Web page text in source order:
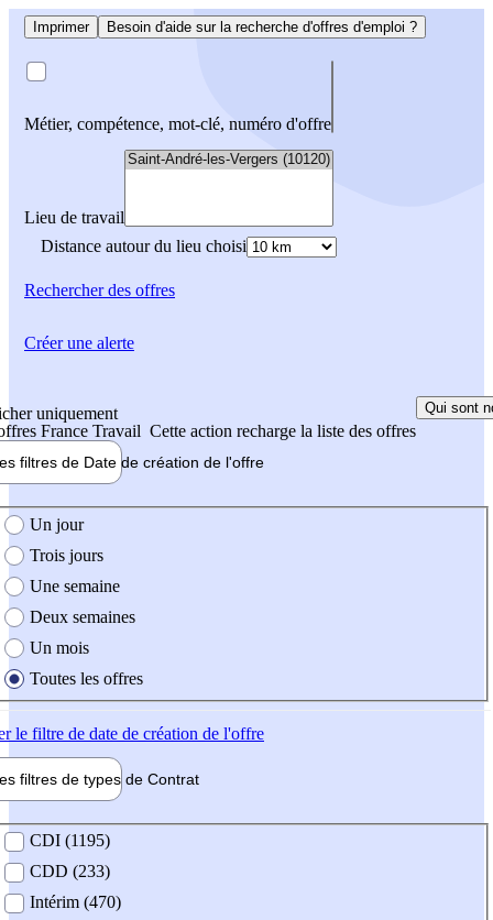
Imprimer Besoin d'aide sur la recherche d'offres d'emploi ?
Métier, compétence, mot-clé, numéro d'offre
Lieu de travail
Distance autour du lieu choisi
Rechercherdes offres
uniquement
France Travail Cette action recharge la liste des offres
Qui sont
filtres de Date de création de l'offre
création de l'offre
Un jour
Trois jours
Une semaine
Deux semaines
Un mois
Toutes les offres
le filtre de date de création de l'offre
filtres de types de Contrat
contrat
CDI (1195)
CDD (233)
Intérim (470)
Créer une alerte